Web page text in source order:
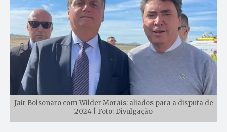
Jair Bolsonaro com Wilder Morais: aliados para a disputa de
2024 | Foto: Divulgação